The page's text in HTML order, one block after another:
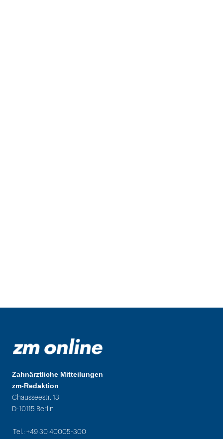
Zahnärztliche Mitteilungen
zm-Redaktion
Chausseestr. 13
D-10115 Berlin
Tel.: +49 30 40005-300